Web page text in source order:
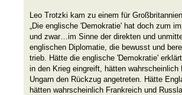
Leo Trotzki kam zu einem für
„Die englische 'Demokratie' hat doch zum
und zwar…im Sinne der direkten und
englischen Diplomatie, die bewusst und
trieb. Hätte die englische 'Demokratie'
in den Krieg eingreift, hätten wahrscheinlich
Ungarn den Rückzug angetreten. Hätte
hätten wahrscheinlich Frankreich und